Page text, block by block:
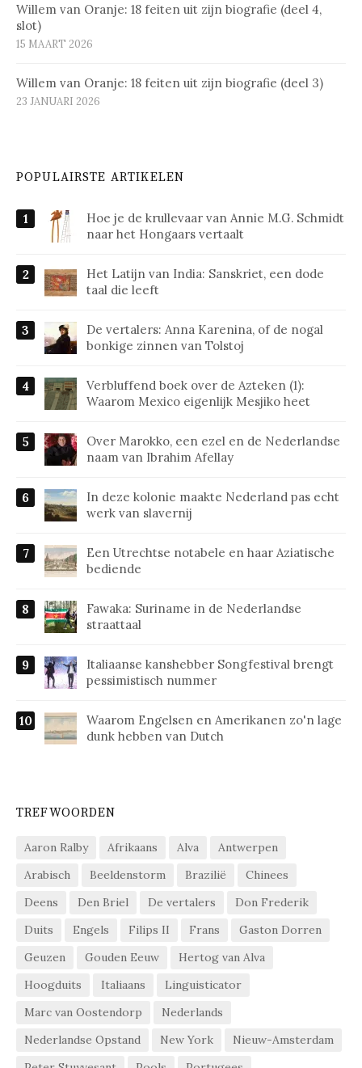
Willem van Oranje: 18 feiten uit zijn biografie (deel 4,
slot)
15 MAART 2026
Willem van Oranje: 18 feiten uit zijn biografie (deel 3)
23 JANUARI 2026
POPULAIRSTE ARTIKELEN
Hoe je de krullevaar van Annie M.G. Schmidt
naar het Hongaars vertaalt
Het Latijn van India: Sanskriet, een dode
taal die leeft
De vertalers: Anna Karenina, of de nogal
bonkige zinnen van Tolstoj
Verbluffend boek over de Azteken (1):
Waarom Mexico eigenlijk Mesjiko heet
Over Marokko, een ezel en de Nederlandse
naam van Ibrahim Afellay
In deze kolonie maakte Nederland pas echt
werk van slavernij
Een Utrechtse notabele en haar Aziatische
bediende
Fawaka: Suriname in de Nederlandse
straattaal
Italiaanse kanshebber Songfestival brengt
pessimistisch nummer
Waarom Engelsen en Amerikanen zo'n lage
dunk hebben van Dutch
TREFWOORDEN
Aaron Ralby Afrikaans Alva
Antwerpen
Arabisch
Beeldenstorm Brazilië
Chinees
Deens
Den Briel De vertalers
Don Frederik
Duits
Engels Filips II Frans
Gaston Dorren
Geuzen
Gouden Eeuw
Hertog van Alva
Hoogduits
Italiaans
Linguisticator
Marc van Oostendorp
Nederlands
Nederlandse Opstand
New York
Nieuw-Amsterdam